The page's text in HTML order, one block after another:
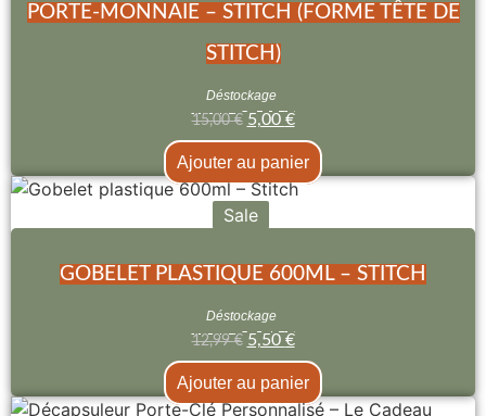
PORTE-MONNAIE – STITCH (FORME TÊTE DE
STITCH)
Déstockage
15,00€ 5,00 €
Ajouter au panier
Sale
GOBELET PLASTIQUE 600ML – STITCH
Déstockage
12,99€ 5,50 €
Ajouter au panier